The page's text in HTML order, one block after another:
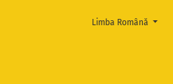
Analiza
Change the
Limba Română